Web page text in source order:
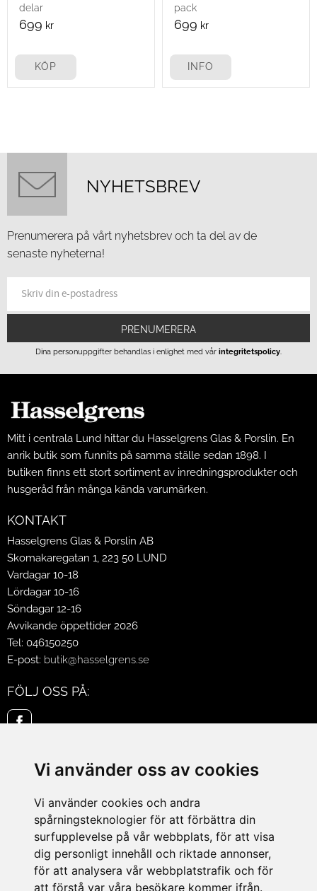
Vi använder oss av cookies
Vi använder cookies och andra
spårningsteknologier för att förbättra din
surfupplevelse på vår webbplats, för att visa
dig personligt innehåll och riktade annonser,
för att analysera vår webbplatstrafik och för
att förstå var våra besökare kommer ifrån.
delar
699 kr
KÖP
pack
699 kr
INFO
NYHETSBREV
Prenumerera på vårt nyhetsbrev och ta del av de
senaste nyheterna!
PRENUMERERA
Dina personuppgifter behandlas i enlighet med vår integritetspolicy.
Mitt i centrala Lund hittar du Hasselgrens Glas & Porslin. En
anrik butik som funnits på samma ställe sedan 1898. I
butiken finns ett stort sortiment av inredningsprodukter och
husgeråd från många kända varumärken.
KONTAKT
Hasselgrens Glas & Porslin AB
Skomakaregatan 1, 223 50 LUND
Vardagar 10-18
Lördagar 10-16
Söndagar 12-16
Avvikande öppettider 2026
Tel: 046150250
E-post: butik@hasselgrens.se
FÖLJ OSS PÅ:
INFORMATION
Mina sidor
Köpvillkor
Policy & Cookies
Leveranser, reklamationer & returer
Jobba på Hasselgrens
Presentkort